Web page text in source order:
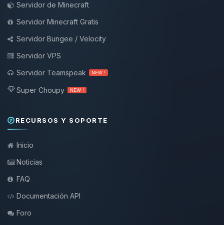
Servidor de Minecraft
Servidor Minecraft Gratis
Servidor Bungee / Velocity
Servidor VPS
Servidor Teamspeak
NEW !
Super Choupy NEW !
RECURSOS Y SOPORTE
Inicio
Noticias
FAQ
Documentación API
Foro